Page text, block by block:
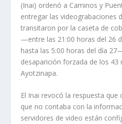
(Inai) ordenó a Caminos y
entregar las videograbaciones
transitaron por la caseta de
—entre las 21:00 horas del 26
hasta las 5:00 horas del día
desaparición forzada de los 43
Ayotzinapa.
El Inai revocó la respuesta que
que no contaba con la
servidores de video están